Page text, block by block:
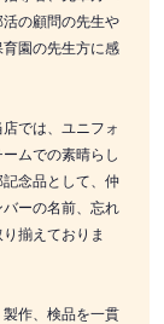
の顧問の先生や
園の先生方に感
では、ユニフォ
ムでの素晴らし
念品として、仲
ーの名前、忘れ
揃えておりま
作、検品を一貫